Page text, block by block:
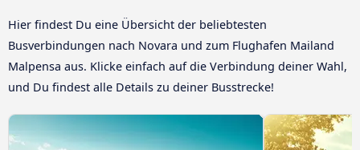
Hier findest Du eine Übersicht der beliebtesten
Busverbindungen nach Novara und zum Flughafen Mailand
Malpensa aus. Klicke einfach auf die Verbindung deiner Wahl,
und Du findest alle Details zu deiner Busstrecke!